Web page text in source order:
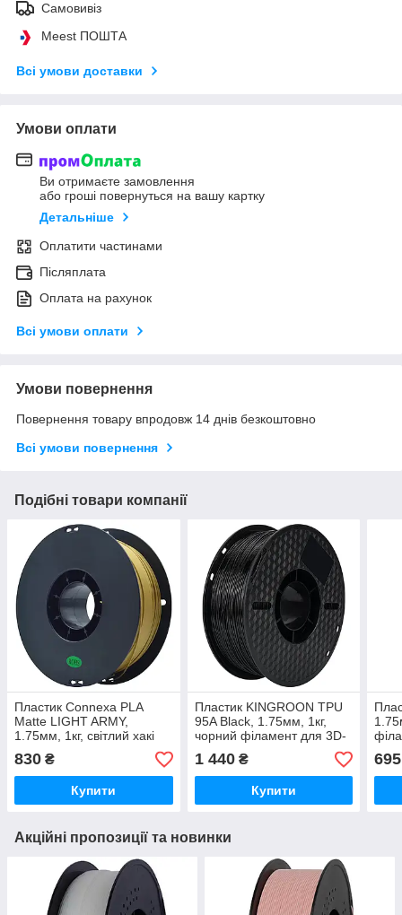
Самовивіз
Meest ПОШТА
Всі умови доставки
Умови оплати
Ви отримаєте замовлення
або гроші повернуться на вашу картку
Детальніше
Оплатити частинами
Післяплата
Оплата на рахунок
Всі умови оплати
Умови повернення
Повернення товару впродовж 14 днів безкоштовно
Всі умови повернення
Подібні товари компанії
Пластик Connexa PLA
Matte LIGHT ARMY,
1.75мм, 1кг, світлий хакі
філамент для 3D-друку
830 ₴
Купити
Пластик KINGROON TPU
95A Black, 1.75мм, 1кг,
чорний філамент для 3D-
друку
1 440₴
Купити
695
Акційні пропозиції та новинки